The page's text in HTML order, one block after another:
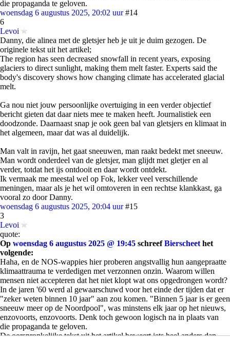
die propaganda te geloven.
woensdag 6 augustus 2025, 20:02 uur #14
6
Levoi
Danny, die alinea met de gletsjer heb je uit je duim gezogen. De
originele tekst uit het artikel;
The region has seen decreased snowfall in recent years, exposing
glaciers to direct sunlight, making them melt faster. Experts said the
body's discovery shows how changing climate has accelerated glacial
melt.
Ga nou niet jouw persoonlijke overtuiging in een verder objectief
bericht gieten dat daar niets mee te maken heeft. Journalistiek een
doodzonde. Daarnaast snap je ook geen bal van gletsjers en klimaat in
het algemeen, maar dat was al duidelijk.
Man valt in ravijn, het gaat sneeuwen, man raakt bedekt met sneeuw.
Man wordt onderdeel van de gletsjer, man glijdt met gletjer en al
verder, totdat het ijs ontdooit en daar wordt ontdekt.
Ik vermaak me meestal wel op Fok, lekker veel verschillende
meningen, maar als je het wil omtoveren in een rechtse klankkast, ga
vooral zo door Danny.
woensdag 6 augustus 2025, 20:04 uur #15
3
Levoi
quote:
Op woensdag 6 augustus 2025 @ 19:45 schreefBierscheet het
volgende:
Haha, en de NOS-wappies hier proberen angstvallig hun aangepraatte
klimaattrauma te verdedigen met verzonnen onzin. Waarom willen
mensen niet accepteren dat het niet klopt wat ons opgedrongen wordt?
In de jaren '60 werd al gewaarschuwd voor het einde der tijden dat er
"zeker weten binnen 10 jaar" aan zou komen. "Binnen 5 jaar is er geen
sneeuw meer op de Noordpool", was minstens elk jaar op het nieuws,
enzovoorts, enzovoorts. Denk toch gewoon logisch na in plaats van
die propaganda te geloven.
De oorspronkelijke tekst uit het artikel beweert iets heel anders dan